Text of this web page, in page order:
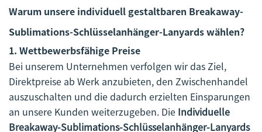
Warum unsere individuell gestaltbaren Breakaway-
Sublimations-Schlüsselanhänger-Lanyards wählen?
1. Wettbewerbsfähige Preise
Bei unserem Unternehmen verfolgen wir das Ziel,
Direktpreise ab Werk anzubieten, den Zwischenhandel
auszuschalten und die dadurch erzielten Einsparungen
an unsere Kunden weiterzugeben. Die Individuelle
Breakaway-Sublimations-Schlüsselanhänger-Lanyards